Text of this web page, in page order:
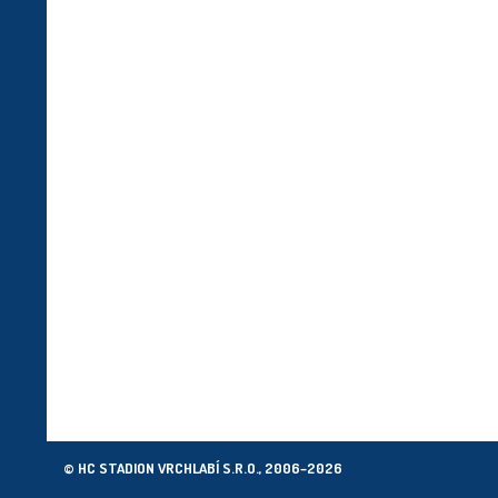
© HC STADION VRCHLABÍ S.R.O., 2006–2026